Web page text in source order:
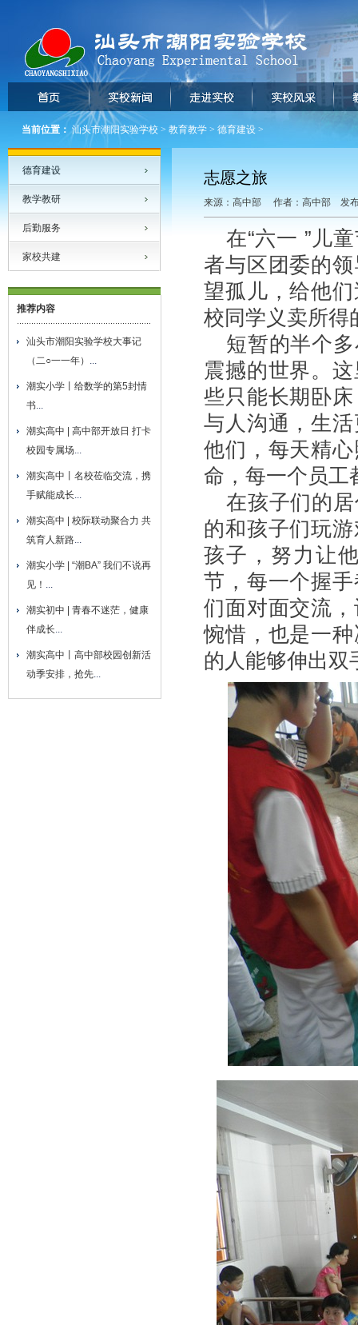
当前位置： 汕头市潮阳实验学校 > 教育教学 > 德育建设 >
德育建设
教学教研
后勤服务
家校共建
推荐内容
汕头市潮阳实验学校大事记
（二○一一年） ...
潮实小学丨给数学的第5封情
书...
潮实高中 | 高中部开放日 打卡
校园专属场...
潮实高中丨名校莅临交流，携
手赋能成长...
潮实高中 | 校际联动聚合力 共
筑育人新路...
潮实小学 | “潮BA” 我们不说再
见！ ...
潮实初中 | 青春不迷茫，健康
伴成长...
潮实高中丨高中部校园创新活
动季安排，抢先...
志愿之旅
来源：高中部 作者：高中部 发
在“六一 ”儿
者与区团委的
望孤儿，给他
校同学义卖所得
短暂的半个
震撼的世界。
些只能长期卧
与人沟通，生
他们，每天精
命，每一个员工
在孩子们的
的和孩子们玩
孩子，努力让
节，每一个握
们面对面交流
惋惜，也是一
的人能够伸出双